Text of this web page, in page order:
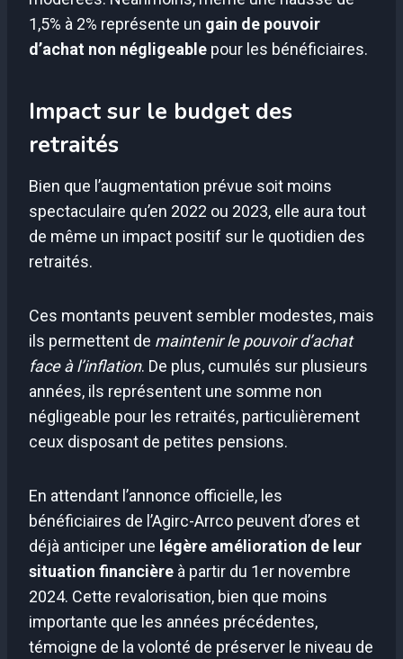
1,5% à 2% représente un gain de pouvoir
d’achat non négligeable pour les bénéficiaires.
Impact sur le budget des
retraités
Bien que l’augmentation prévue soit moins
spectaculaire qu’en 2022 ou 2023, elle aura tout
de même un impact positif sur le quotidien des
retraités.
Ces montants peuvent sembler modestes, mais
ils permettent de maintenir le pouvoir d’achat
face à l’inflation. De plus, cumulés sur plusieurs
années, ils représentent une somme non
négligeable pour les retraités, particulièrement
ceux disposant de petites pensions.
En attendant l’annonce officielle, les
bénéficiaires de l’Agirc-Arrco peuvent d’ores et
déjà anticiper une légère amélioration de leur
situation financière à partir du 1er novembre
2024. Cette revalorisation, bien que moins
importante que les années précédentes,
témoigne de la volonté de préserver le niveau de